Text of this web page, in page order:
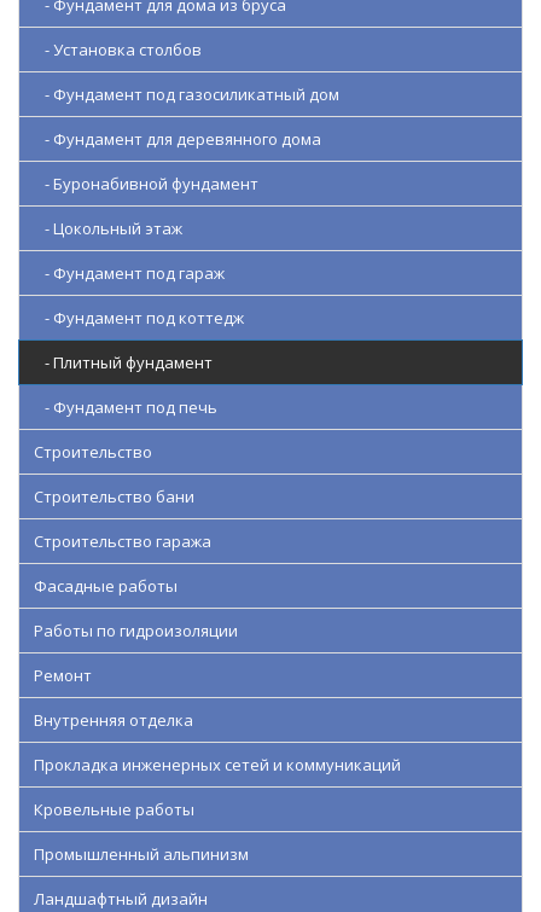
- Фундамент для дома из бруса
- Установка столбов
- Фундамент под газосиликатный дом
- Фундамент для деревянного дома
- Буронабивной фундамент
- Цокольный этаж
- Фундамент под гараж
- Фундамент под коттедж
- Плитный фундамент
- Фундамент под печь
Строительство
Строительство бани
Строительство гаража
Фасадные работы
Работы по гидроизоляции
Ремонт
Внутренняя отделка
Прокладка инженерных сетей и коммуникаций
Кровельные работы
Промышленный альпинизм
Ландшафтный дизайн